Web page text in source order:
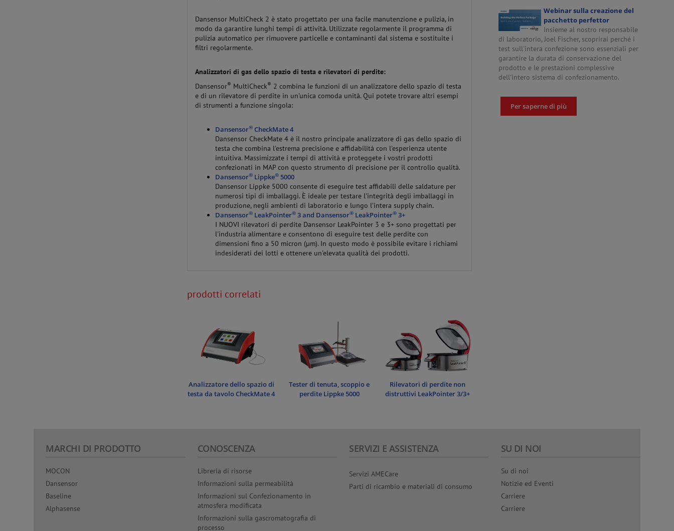
Dansensor MultiCheck 2 è stato progettato per una facile manutenzione e pulizia, in
modo da garantire lunghi tempi di attività. Utilizzate regolarmente il programma di
pulizia automatico per rimuovere particelle e contaminanti dal sistema e sostituite i
filtri regolarmente.
Analizzatori di gas dello spazio di testa e rilevatori di perdite:
Dansensor® MultiCheck® 2 combina le funzioni di un analizzatore dello spazio di testa
e di un rilevatore di perdite in un'unica comoda unità. Qui potete trovare altri esempi
di strumenti a funzione singola:
Dansensor® CheckMate 4
Dansensor CheckMate 4 è il nostro principale analizzatore di gas dello spazio di
testa che combina l'estrema precisione e affidabilità con l'esperienza utente
intuitiva. Massimizzate i tempi di attività e proteggete i vostri prodotti
confezionati in MAP con questo strumento di precisione per il controllo qualità.
Dansensor® Lippke® 5000
Dansensor Lippke 5000 consente di eseguire test affidabili delle saldature per
numerosi tipi di imballaggi. È ideale per testare l'integrità degli imballaggi in
produzione, negli ambienti di laboratorio e lungo l’intera supply chain.
Dansensor® LeakPointer® 3 and Dansensor® LeakPointer® 3+
I NUOVI rilevatori di perdite Dansensor LeakPointer 3 e 3+ sono progettati per
l'industria alimentare e consentono di eseguire test delle perdite con
dimensioni fino a 50 micron (µm). In questo modo è possibile evitare i richiami
indesiderati dei lotti e ottenere un'elevata qualità dei prodotti.
prodotti correlati
Analizzatore dello spazio di
testa da tavolo CheckMate 4
Tester di tenuta, scoppio e
perdite Lippke 5000
Rilevatori di perdite non
distruttivi LeakPointer 3/3+
Webinar sulla creazione del
pacchetto perfettor
Insieme al nostro responsabile
di laboratorio, Joel Fischer, scoprirai perché i
test sull'intera confezione sono essenziali per
garantire la durata di conservazione del
prodotto e le prestazioni complessive
dell'intero sistema di confezionamento.
Per saperne di più
MARCHI DI PRODOTTO
MOCON
Dansensor
Baseline
Alphasense
CONOSCENZA
Libreria di risorse
Informazioni sulla permeabilità
Informazioni sul Confezionamento in
atmosfera modificata
Informazioni sulla gascromatografia di
processo
SERVIZI E ASSISTENZA
Servizi AMECare
Parti di ricambio e materiali di consumo
SU DI NOI
Su di noi
Notizie ed Eventi
Carriere
Carriere